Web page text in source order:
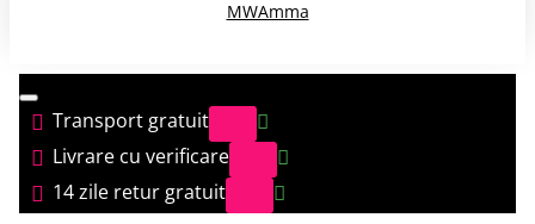
MWAmma
Transport gratuit
Livrare cu verificare
14 zile retur gratuit